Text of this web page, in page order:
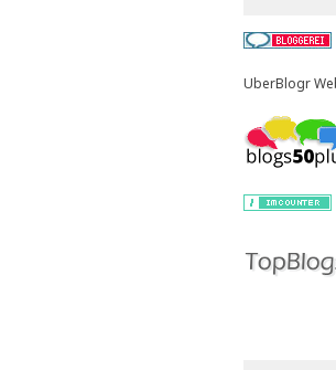
UberBlogr